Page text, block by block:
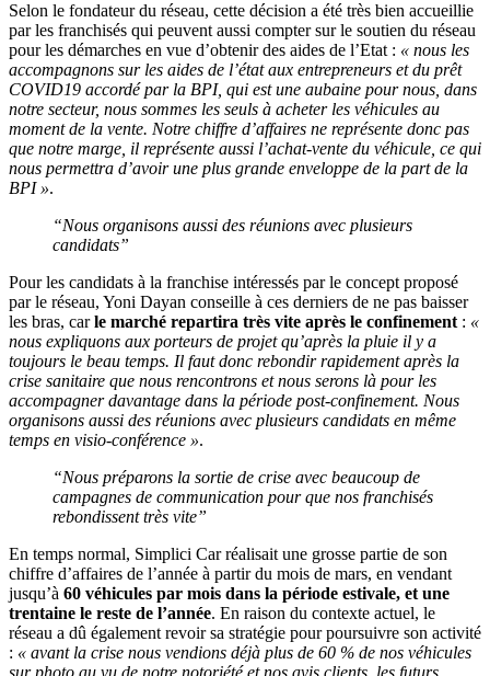
Selon le fondateur du réseau, cette décision a été très bien accueillie
par les franchisés qui peuvent aussi compter sur le soutien du réseau
pour les démarches en vue d’obtenir des aides de l’Etat : « nous les
accompagnons sur les aides de l’état aux entrepreneurs et du prêt
COVID19 accordé par la BPI, qui est une aubaine pour nous, dans
notre secteur, nous sommes les seuls à acheter les véhicules au
moment de la vente. Notre chiffre d’affaires ne représente donc pas
que notre marge, il représente aussi l’achat-vente du véhicule, ce qui
nous permettra d’avoir une plus grande enveloppe de la part de la
BPI ».
“Nous organisons aussi des réunions avec plusieurs
candidats”
Pour les candidats à la franchise intéressés par le concept proposé
par le réseau, Yoni Dayan conseille à ces derniers de ne pas baisser
les bras, carle marché repartira très vite après le confinement : «
nous expliquons aux porteurs de projet qu’après la pluie il y a
toujours le beau temps. Il faut donc rebondir rapidement après la
crise sanitaire que nous rencontrons et nous serons là pour les
accompagner davantage dans la période post-confinement. Nous
organisons aussi des réunions avec plusieurs candidats en même
temps en visio-conférence ».
“Nous préparons la sortie de crise avec beaucoup de
campagnes de communication pour que nos franchisés
rebondissent très vite”
En temps normal, Simplici Car réalisait une grosse partie de son
chiffre d’affaires de l’année à partir du mois de mars, en vendant
jusqu’à 60 véhicules par mois dans la période estivale, et une
trentaine le reste de l’année. En raison du contexte actuel, le
réseau a dû également revoir sa stratégie pour poursuivre son activité
: « avant la crise nous vendions déjà plus de 60 % de nos véhicules